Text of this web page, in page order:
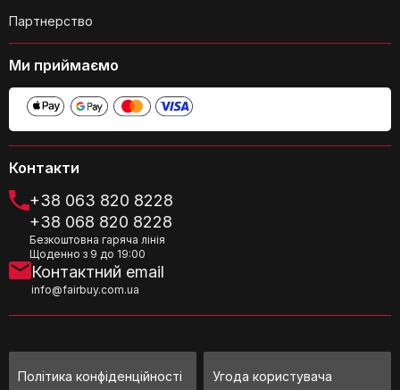
Чи помістяться у сумці документи
формату A4?
Які внутрішні відділення є в сумці,
окрім відділення для ноутбука?
Контакти
+38 063 820 8228
+38 068 820 8228
Безкоштовна гаряча лінія
Щоденно з 9 до 19:00
Контактний email
info@fairbuy.com.ua
Партнерство
Ми приймаємо
Політика конфіденційності Угода користувача